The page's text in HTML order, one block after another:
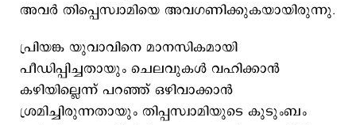
അവർ തിപ്പെസ്വാമിയെ അവഗണിക്കുകയായിരുന്നു.
പ്രിയങ്ക യുവാവിനെ മാനസികമായി
പീഡിപ്പിച്ചതായും ചെലവുകൾ വഹിക്കാൻ
കഴിയില്ലെന്ന് പറഞ്ഞ് ഒഴിവാക്കാന്‍
ശ്രമിച്ചിരുന്നതായും തിപ്പസ്വാമിയുടെ കുടുംബം